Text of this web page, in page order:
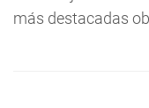
más destacadas